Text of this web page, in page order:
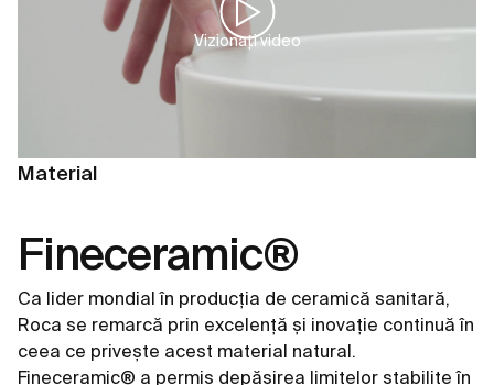
Vizionați video
Material
Fineceramic®
Ca lider mondial în producția de ceramică sanitară,
Roca se remarcă prin excelență și inovație continuă în
ceea ce privește acest material natural.
Fineceramic® a permis depășirea limitelor stabilite în